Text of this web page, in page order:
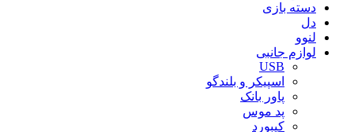
دسته بازی
دل
لنوو
لوازم جانبی
USB
اسپیکر و بلندگو
پاور بانک
پد موس
کیبورد